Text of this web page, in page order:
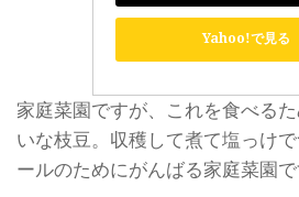
Yahoo!で見る
家庭菜園ですが、これを食べる
いな枝豆。収穫して煮て塩っけ
ールのためにがんばる家庭菜園